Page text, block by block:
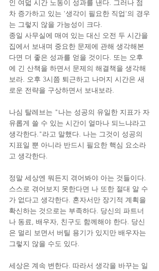
인 여덟 시간 노동이 성과를 낸다. 그러나 점
차 증가하고 있는 '생각이 필요한 직업'의 경우
는 그렇지 않을 가능성이 크다.
종일 사무실에 매여 있는 대신 오전 두 시간을
집에서 보내며 중요한 문제에 관해 생각해본
다면 더 좋은 성과를 얻을 것이다. 또는 오후
에 긴 산책을 하면서 문제의 해결책을 생각해
보라. 오후 3시쯤 퇴근하고 나머지 시간은 새
로운 전략을 구상하면서 보내보라.
나심 탈레브는 "나는 성공의 유일한 지표가 자
유롭게 쓸 수 있는 시간이 얼마나 되느냐라고
생각한다."라고 말했다. 나는 그것이 성공의
지표일 뿐 아니라 반드시 필요한 핵심 요소라
고 생각한다.
정말 세상엔 뭐든지 겪어봐야 아는 것들이다.
스스로 겪어보지 못한다면 나 또한 절대 알 수
가 없다고 생각한다. 혼자서만 장기적 계획을
확신하는 것으로는 부족하다. 당신의 파트너
나 동료, 배우자, 친구도 함께해야 한다. 당신
은 멀리 보면서 버틸 용기가 있지만 배우자는
그렇지 않을 수도 있다.
세상은 계속 변한다. 따라서 생각을 바꾸는 일